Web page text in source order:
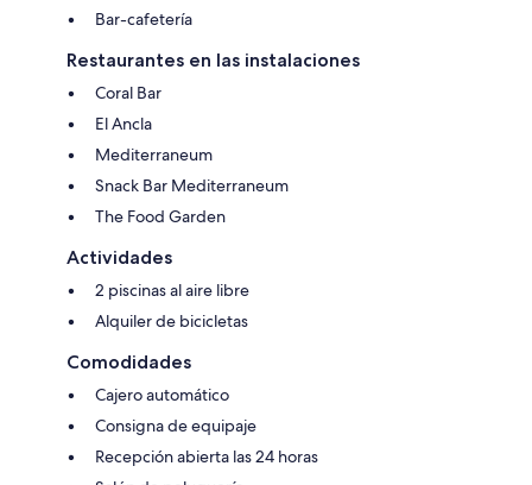
Bar-cafetería
Restaurantes en las instalaciones
Coral Bar
El Ancla
Mediterraneum
Snack Bar Mediterraneum
The Food Garden
Actividades
2 piscinas al aire libre
Alquiler de bicicletas
Comodidades
Cajero automático
Consigna de equipaje
Recepción abierta las 24 horas